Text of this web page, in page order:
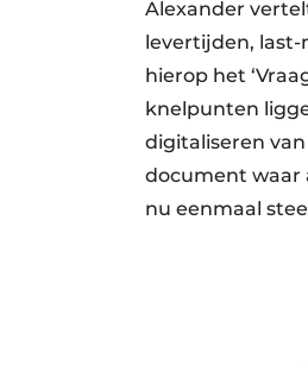
Alexander
levertijden,
hierop het
knelpunten
digitaliseren
document waar
nu eenmaal